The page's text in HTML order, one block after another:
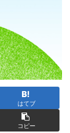
はてブ
コピー